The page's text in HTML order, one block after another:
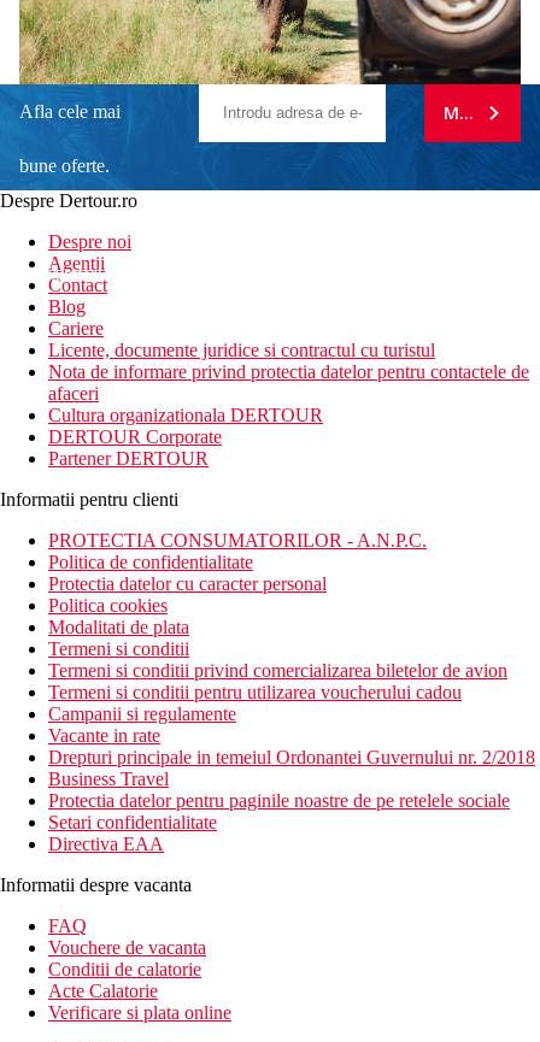
Afla cele mai
bune oferte.
newsletter!
MA
Despre Dertour.ro
Despre noi
Agentii
Contact
Blog
Cariere
Licente, documente juridice si contractul cu turistul
Nota de informare privind protectia datelor pentru contactele de
afaceri
Cultura organizationala DERTOUR
DERTOUR Corporate
Partener DERTOUR
Informatii pentru clienti
PROTECTIA CONSUMATORILOR - A.N.P.C.
Politica de confidentialitate
Protectia datelor cu caracter personal
Politica cookies
Modalitati de plata
Termeni si conditii
Termeni si conditii privind comercializarea biletelor de avion
Termeni si conditii pentru utilizarea voucherului cadou
Campanii si regulamente
Vacante in rate
Drepturi principale in temeiul Ordonantei Guvernului nr. 2/2018
Business Travel
Protectia datelor pentru paginile noastre de pe retelele sociale
Setari confidentialitate
Directiva EAA
Informatii despre vacanta
FAQ
Vouchere de vacanta
Conditii de calatorie
Acte Calatorie
Verificare si plata online